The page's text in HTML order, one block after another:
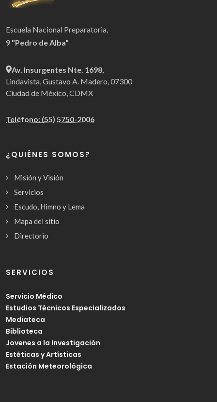
Escuela Nacional Preparatoria,
9 "Pedro de Alba"
Av. Insurgentes Nte. 1698,
Lindavista, Gustavo A. Madero, 07300
Ciudad de México, CDMX
Teléfono: (55) 5750-2006
¿QUIÉNES SOMOS?
Misión y Visión
Servicios
Escudo, Himno y Lema
Mapa del sitio
Directorio
SERVICIOS
Servicio Médico
Estudios Técnicos Especializados
Mediateca
Biblioteca
Jovenes a la Investigación
Estéticas y Artísticas
Estación Meteorológica